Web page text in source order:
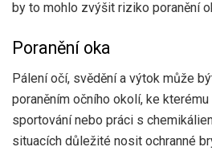
by to mohlo zvýšit riziko poranění
Poranění oka
Pálení očí, svědění a výtok může
poraněním očního okolí, ke
sportování nebo práci s
situacích důležité nosit ochranné